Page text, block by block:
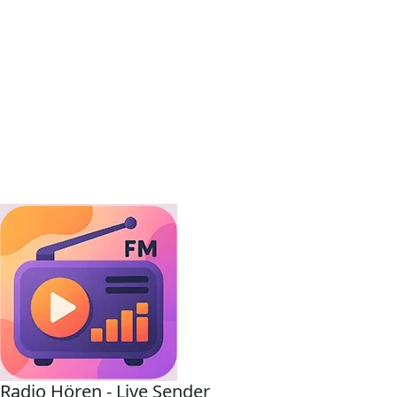
Radio Hören - Live Sender